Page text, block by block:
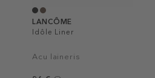
LANCÔME
Idôle Liner
Acu laineris